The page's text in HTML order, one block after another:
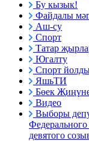
Бу кызык!
Файдалы
Аш-су
Спорт
Татар
Югалту
Спорт
ЯшьТИ
Бөек
Видео
Выборы
девятого